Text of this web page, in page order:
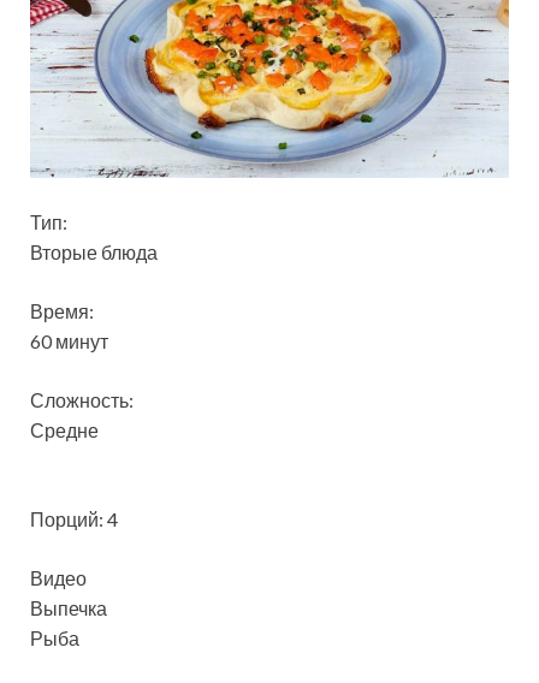
Тип:
Вторые блюда
Время:
60 минут
Сложность:
Средне
Порций: 4
Видео
Выпечка
Рыба